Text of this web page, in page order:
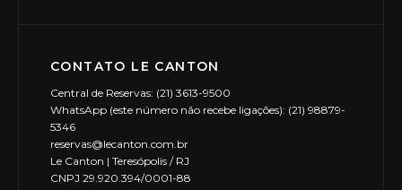
CONTATO LE CANTON
Central de Reservas: (21) 3613-9500
WhatsApp (este número não recebe ligações): (21) 98879-
5346
reservas@lecanton.com.br
Le Canton | Teresópolis / RJ
CNPJ 29.920.394/0001-88